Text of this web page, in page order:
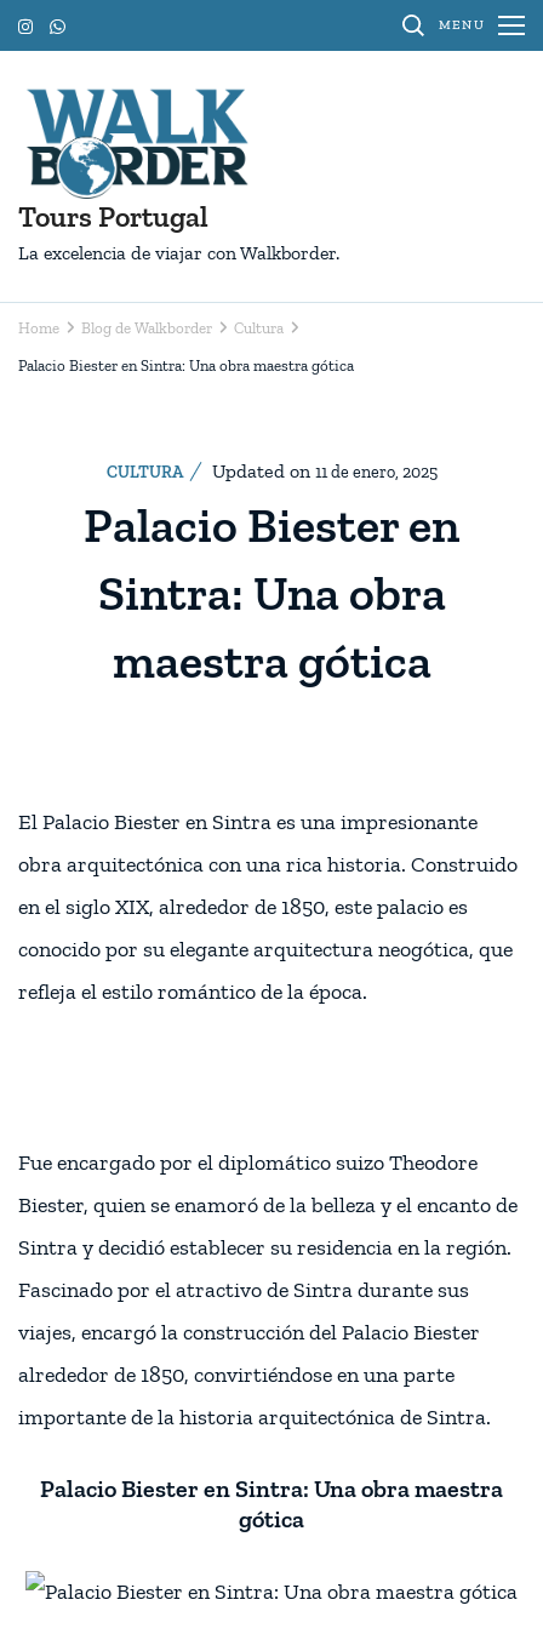
Skip
to
content
(Press
Enter)
MENU
Tours Portugal
La excelencia de viajar con Walkborder.
Home Blog de Walkborder Cultura
Palacio Biester en Sintra: Una obra maestra gótica
CULTURA Updated on 11 de enero, 2025
Palacio Biester en
Sintra: Una obra
maestra gótica
El Palacio Biester en Sintra es una impresionante
obra arquitectónica con una rica historia. Construido
en el siglo XIX, alrededor de 1850, este palacio es
conocido por su elegante arquitectura neogótica, que
refleja el estilo romántico de la época.
Fue encargado por el diplomático suizo Theodore
Biester, quien se enamoró de la belleza y el encanto de
Sintra y decidió establecer su residencia en la región.
Fascinado por el atractivo de Sintra durante sus
viajes, encargó la construcción del Palacio Biester
alrededor de 1850, convirtiéndose en una parte
importante de la historia arquitectónica de Sintra.
Palacio Biester en Sintra: Una obra maestra
gótica